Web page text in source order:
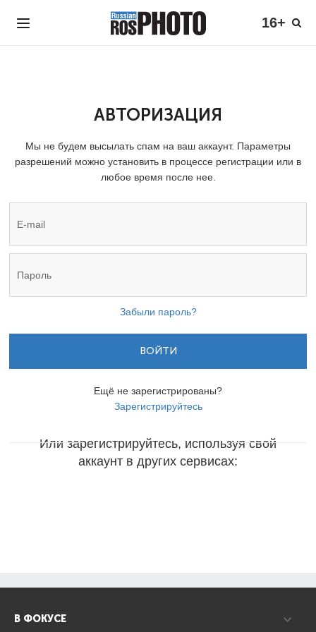
16+
АВТОРИЗАЦИЯ
Мы не будем высылать спам на ваш аккаунт. Параметры
разрешений можно установить в процессе регистрации или в
любое время после нее.
Забыли пароль?
ВОЙТИ
Ещё не зарегистрированы?
Зарегистрируйтесь
Или зарегистрируйтесь, используя свой
аккаунт в других сервисах:
В ФОКУСЕ